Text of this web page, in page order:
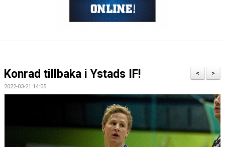
MATCHER
>
<
Konrad tillbaka i Ystads IF!
2022-03-21 14:05